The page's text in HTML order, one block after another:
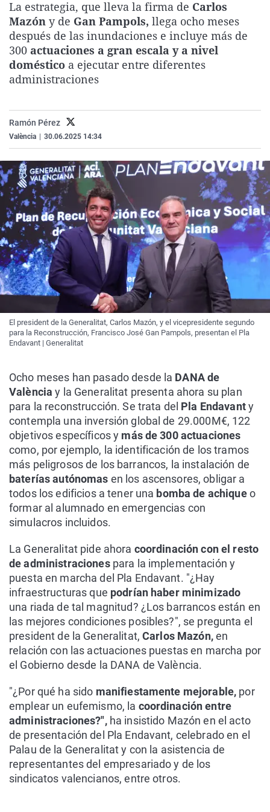
La rosa de los vientos
Gente viajera
Como el perro y el
Caso
Retornados
Equipo de
Extremadura
Galicia
La Rioja
Virales
Televisión
Elecciones
La estrategia, que lleva la firma de Carlos
Mazón y de Gan Pampols, llega ocho meses
después de las inundaciones e incluye más de
300 actuaciones a gran escala y a nivel
doméstico a ejecutar entre diferentes
administraciones
Ramón Pérez
València 30.06.2025 14:34
El president de la Generalitat, Carlos Mazón, y el vicepresidente segundo
para la Reconstrucción, Francisco José Gan Pampols, presentan el Pla
Endavant | Generalitat
Ocho meses han pasado desde la DANA de
València y la Generalitat presenta ahora su plan
para la reconstrucción. Se trata del Pla Endavanty
contempla una inversión global de 29.000M€, 122
objetivos específicos y más de 300 actuaciones
como, por ejemplo, la identificación de los tramos
más peligrosos de los barrancos, la instalación de
baterías autónomas en los ascensores, obligar a
todos los edificios a tener una bomba de achiqueo
formar al alumnado en emergencias con
simulacros incluidos.
La Generalitat pide ahora coordinación con el resto
de administracionespara la implementación y
puesta en marcha del Pla Endavant. "¿Hay
infraestructuras que podrían haber minimizado
una riada de tal magnitud? ¿Los barrancos están en
las mejores condiciones posibles?", se pregunta el
president de la Generalitat,Carlos Mazón,en
relación con las actuaciones puestas en marcha por
el Gobierno desde la DANA de València.
"¿Por qué ha sido manifiestamente mejorable, por
emplear un eufemismo, la coordinación entre
administraciones?",ha insistido Mazón en el acto
de presentación del Pla Endavant, celebrado en el
Palau de la Generalitat y con la asistencia de
representantes del empresariado y de los
sindicatos valencianos, entre otros.